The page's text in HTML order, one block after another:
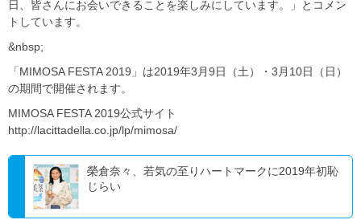
日、皆さんにお会いできることを楽しみにしています。」とコメン
トしています。
&nbsp;
「MIMOSA FESTA 2019」は2019年3月9日（土）・3月10日（日）
の期間で開催されます。
MIMOSA FESTA 2019公式サイト
http://lacittadella.co.jp/lp/mimosa/
榮倉奈々、若気の至りハートマークに2019年初恥
じらい